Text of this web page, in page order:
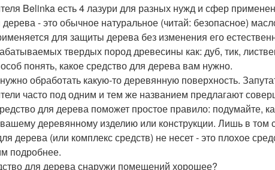
Belinka есть 4 лазури для разных нужд и сфер
- это обычное натуральное (читай: безопасное)
для защиты дерева без изменения его
твердых пород древесины как: дуб, тик,
понять, какое средство для дерева вам нужно.
обработать какую-то деревянную поверхность.
часто под одним и тем же названием предлагают
для дерева поможет простое правило: подумайте,
вашему деревянному изделию или конструкции. Лишь в том
дерева (или комплекс средств) не несет - это плохое
подробнее.
для дерева снаружи помещений хорошее?